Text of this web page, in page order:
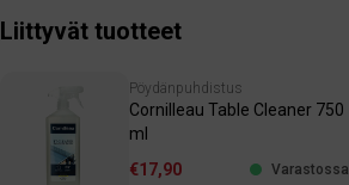
Liittyvät tuotteet
Pöydänpuhdistus
Cornilleau Table Cleaner 750
ml
€17,90
Varastossa